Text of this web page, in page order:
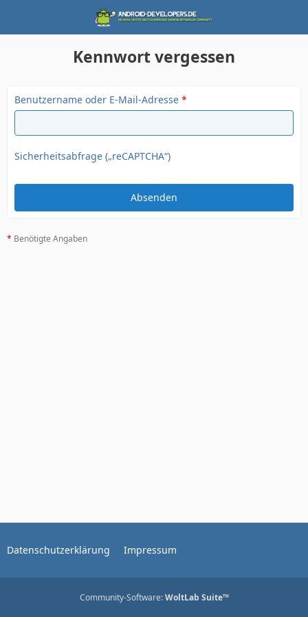
Kennwort vergessen
Benutzername oder E-Mail-Adresse *
Sicherheitsabfrage („reCAPTCHA“)
* Benötigte Angaben
Datenschutzerklärung Impressum
Community-Software:WoltLab Suite™